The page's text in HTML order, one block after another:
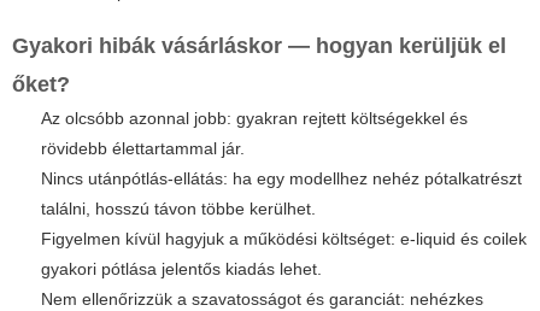
Gyakori hibák vásárláskor — hogyan kerüljük el
őket?
Az olcsóbb azonnal jobb: gyakran rejtett költségekkel és
rövidebb élettartammal jár.
Nincs utánpótlás-ellátás: ha egy modellhez nehéz pótalkatrészt
találni, hosszú távon többe kerülhet.
Figyelmen kívül hagyjuk a működési költséget: e-liquid és coilek
gyakori pótlása jelentős kiadás lehet.
Nem ellenőrizzük a szavatosságot és garanciát: nehézkes